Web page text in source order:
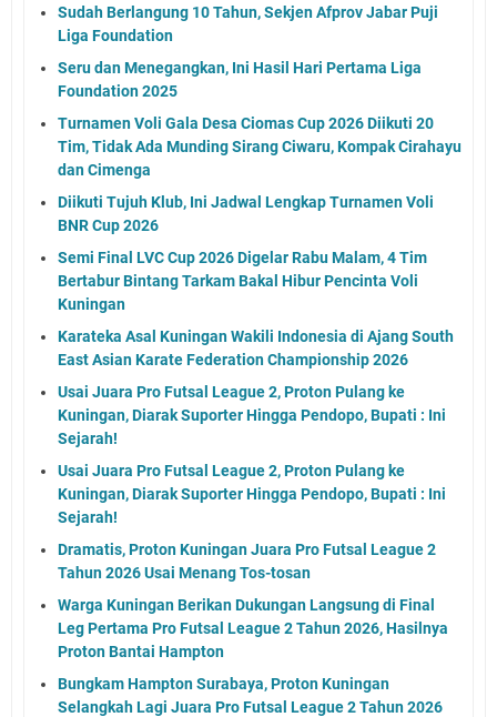
Sudah Berlangung 10 Tahun, Sekjen Afprov Jabar Puji
Liga Foundation
Seru dan Menegangkan, Ini Hasil Hari Pertama Liga
Foundation 2025
Turnamen Voli Gala Desa Ciomas Cup 2026 Diikuti 20
Tim, Tidak Ada Munding Sirang Ciwaru, Kompak Cirahayu
dan Cimenga
Diikuti Tujuh Klub, Ini Jadwal Lengkap Turnamen Voli
BNR Cup 2026
Semi Final LVC Cup 2026 Digelar Rabu Malam, 4 Tim
Bertabur Bintang Tarkam Bakal Hibur Pencinta Voli
Kuningan
Karateka Asal Kuningan Wakili Indonesia di Ajang South
East Asian Karate Federation Championship 2026
Usai Juara Pro Futsal League 2, Proton Pulang ke
Kuningan, Diarak Suporter Hingga Pendopo, Bupati : Ini
Sejarah!
Usai Juara Pro Futsal League 2, Proton Pulang ke
Kuningan, Diarak Suporter Hingga Pendopo, Bupati : Ini
Sejarah!
Dramatis, Proton Kuningan Juara Pro Futsal League 2
Tahun 2026 Usai Menang Tos-tosan
Warga Kuningan Berikan Dukungan Langsung di Final
Leg Pertama Pro Futsal League 2 Tahun 2026, Hasilnya
Proton Bantai Hampton
Bungkam Hampton Surabaya, Proton Kuningan
Selangkah Lagi Juara Pro Futsal League 2 Tahun 2026